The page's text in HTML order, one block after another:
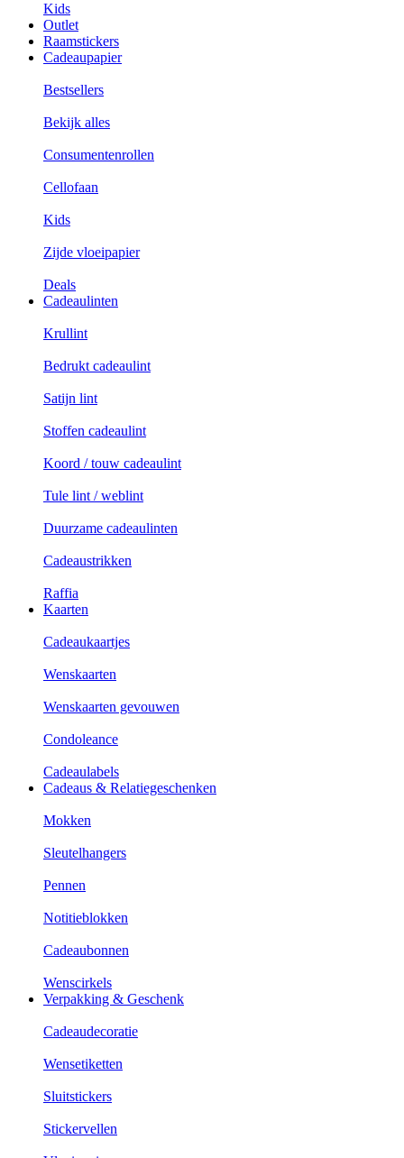
Kids
Outlet
Raamstickers
Cadeaupapier
Bestsellers
Bekijk alles
Consumentenrollen
Cellofaan
Kids
Zijde vloeipapier
Deals
Cadeaulinten
Krullint
Bedrukt cadeaulint
Satijn lint
Stoffen cadeaulint
Koord / touw cadeaulint
Tule lint / weblint
Duurzame cadeaulinten
Cadeaustrikken
Raffia
Kaarten
Cadeaukaartjes
Wenskaarten
Wenskaarten gevouwen
Condoleance
Cadeaulabels
Cadeaus & Relatiegeschenken
Mokken
Sleutelhangers
Pennen
Notitieblokken
Cadeaubonnen
Wenscirkels
Verpakking & Geschenk
Cadeaudecoratie
Wensetiketten
Sluitstickers
Stickervellen